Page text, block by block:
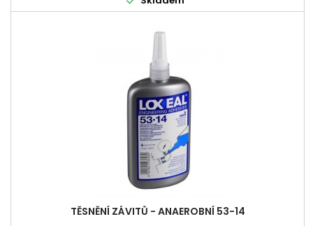
TĚSNĚNÍ ZÁVITŮ - ANAEROBNÍ 53-14